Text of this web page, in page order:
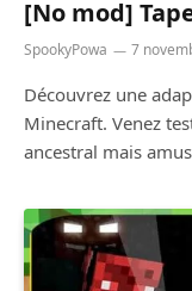
[No mod]
SpookyPowa 7
Découvrez une
Minecraft. Venez
ancestral mais